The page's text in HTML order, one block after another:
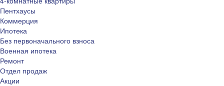
Пентхаусы
Коммерция
Ипотека
Без первоначального взноса
Военная ипотека
Ремонт
Отдел продаж
Акции